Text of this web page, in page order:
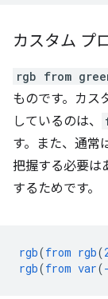
カスタム プ
rgb from
ものです。カス
しているのは、
す。また、通常
把握する必要は
するためです。
rgb(from rgb(
rgb(from var(